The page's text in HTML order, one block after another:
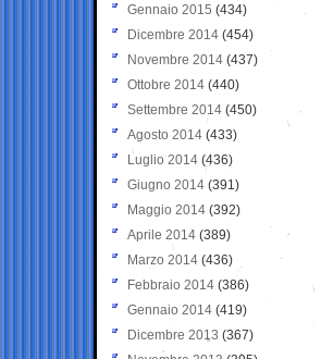
Gennaio 2015 (434)
Dicembre 2014 (454)
Novembre 2014 (437)
Ottobre 2014 (440)
Settembre 2014 (450)
Agosto 2014 (433)
Luglio 2014 (436)
Giugno 2014 (391)
Maggio 2014 (392)
Aprile 2014 (389)
Marzo 2014 (436)
Febbraio 2014 (386)
Gennaio 2014 (419)
Dicembre 2013 (367)